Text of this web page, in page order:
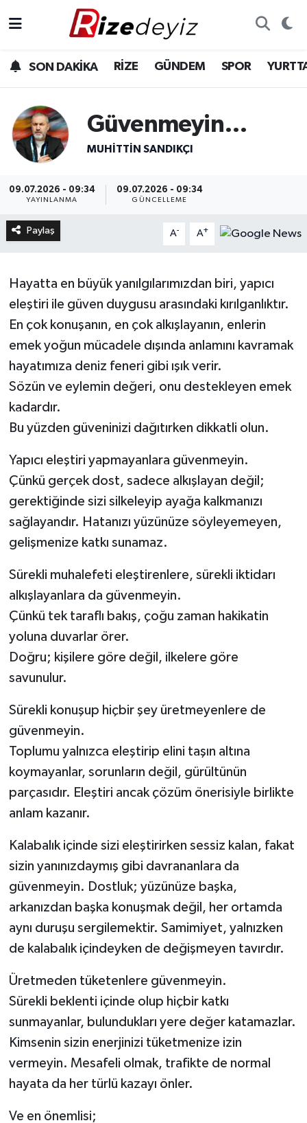
SON DAKİKA RİZE GÜNDEM SPOR
Güvenmeyin…
MUHITTIN SANDIKÇI
09.07.2026 - 09:34
YAYINLANMA
09.07.2026 - 09:34
GÜNCELLEME
Paylaş A- A+
Hayatta en büyük yanılgılarımızdan biri, yapıcı
eleştiri ile güven duygusu arasındaki kırılganlıktır.
En çok konuşanın, en çok alkışlayanın, enlerin
emek yoğun mücadele dışında anlamını kavramak
hayatımıza deniz feneri gibi ışık verir.
Sözün ve eylemin değeri, onu destekleyen emek
kadardır.
Bu yüzden güveninizi dağıtırken dikkatli olun.
Yapıcı eleştiri yapmayanlara güvenmeyin.
Çünkü gerçek dost, sadece alkışlayan değil;
gerektiğinde sizi silkeleyip ayağa kalkmanızı
sağlayandır. Hatanızı yüzünüze söyleyemeyen,
gelişmenize katkı sunamaz.
Sürekli muhalefeti eleştirenlere, sürekli iktidarı
alkışlayanlara da güvenmeyin.
Çünkü tek taraflı bakış, çoğu zaman hakikatin
yoluna duvarlar örer.
Doğru; kişilere göre değil, ilkelere göre
savunulur.
Sürekli konuşup hiçbir şey üretmeyenlere de
güvenmeyin.
Toplumu yalnızca eleştirip elini taşın altına
koymayanlar, sorunların değil, gürültünün
parçasıdır. Eleştiri ancak çözüm önerisiyle birlikte
anlam kazanır.
Kalabalık içinde sizi eleştirirken sessiz kalan, fakat
sizin yanınızdaymış gibi davrananlara da
güvenmeyin. Dostluk; yüzünüze başka,
arkanızdan başka konuşmak değil, her ortamda
aynı duruşu sergilemektir. Samimiyet, yalnızken
de kalabalık içindeyken de değişmeyen tavırdır.
Üretmeden tüketenlere güvenmeyin.
Sürekli beklenti içinde olup hiçbir katkı
sunmayanlar, bulundukları yere değer katamazlar.
Kimsenin sizin enerjinizi tüketmenize izin
vermeyin. Mesafeli olmak, trafikte de normal
hayata da her türlü kazayı önler.
Ve en önemlisi;
Gündem
Yurttan Haberler
Ekonomi
Teknoloji
Sağlık
Rize Hava Durumu
Rize Trafik Yoğunluk Haritası
Süper Lig Puan Durumu ve Fikstür
Tüm Manşetler
Son Dakika Haberleri